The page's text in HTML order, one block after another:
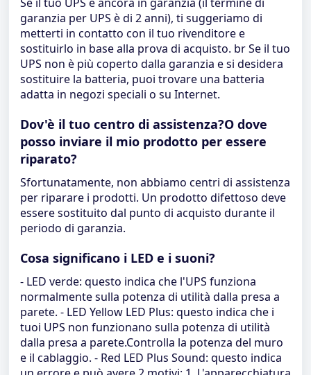
garanzia per UPS è di 2 anni), ti suggeriamo di
metterti in contatto con il tuo rivenditore e
sostituirlo in base alla prova di acquisto. br Se il tuo
UPS non è più coperto dalla garanzia e si desidera
sostituire la batteria, puoi trovare una batteria
adatta in negozi speciali o su Internet.
Dov'è il tuo centro di assistenza?O dove
posso inviare il mio prodotto per essere
riparato?
Sfortunatamente, non abbiamo centri di assistenza
per riparare i prodotti. Un prodotto difettoso deve
essere sostituito dal punto di acquisto durante il
periodo di garanzia.
Cosa significano i LED e i suoni?
- LED verde: questo indica che l'UPS funziona
normalmente sulla potenza di utilità dalla presa a
parete. - LED Yellow LED Plus: questo indica che i
tuoi UPS non funzionano sulla potenza di utilità
dalla presa a parete.Controlla la potenza del muro
e il cablaggio. - Red LED Plus Sound: questo indica